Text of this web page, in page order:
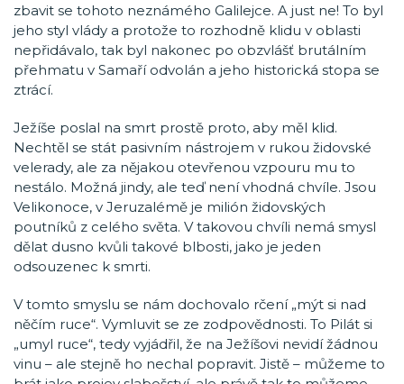
zbavit se tohoto neznámého Galilejce. A just ne! To byl
jeho styl vlády a protože to rozhodně klidu v oblasti
nepřidávalo, tak byl nakonec po obzvlášť brutálním
přehmatu v Samaří odvolán a jeho historická stopa se
ztrácí.
Ježíše poslal na smrt prostě proto, aby měl klid.
Nechtěl se stát pasivním nástrojem v rukou židovské
velerady, ale za nějakou otevřenou vzpouru mu to
nestálo. Možná jindy, ale teď není vhodná chvíle. Jsou
Velikonoce, v Jeruzalémě je milión židovských
poutníků z celého světa. V takovou chvíli nemá smysl
dělat dusno kvůli takové blbosti, jako je jeden
odsouzenec k smrti.
V tomto smyslu se nám dochovalo rčení „mýt si nad
něčím ruce“. Vymluvit se ze zodpovědnosti. To Pilát si
„umyl ruce“, tedy vyjádřil, že na Ježíšovi nevidí žádnou
vinu – ale stejně ho nechal popravit. Jistě – můžeme to